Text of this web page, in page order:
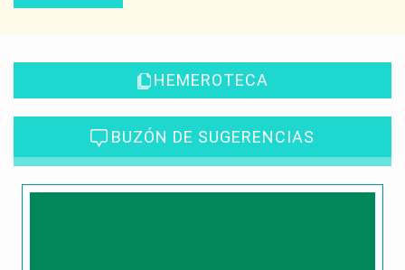
HEMEROTECA
BUZÓN DE SUGERENCIAS